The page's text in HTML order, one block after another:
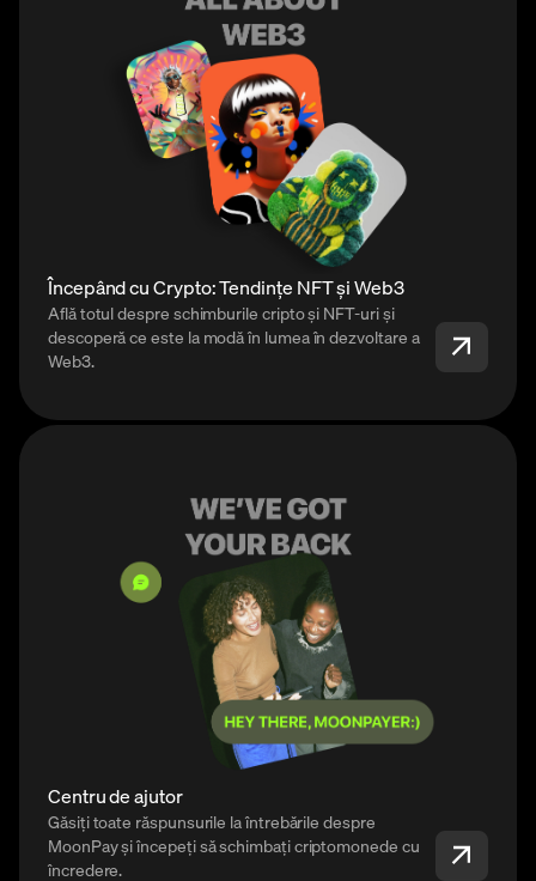
Începând cu Crypto: Tendințe NFT și Web3
Află totul despre schimburile cripto și NFT-uri și
descoperă ce este la modă în lumea în dezvoltare a
Web3.
Centru de ajutor
Găsiți toate răspunsurile la întrebările despre
MoonPay și începeți să schimbați criptomonede cu
încredere.